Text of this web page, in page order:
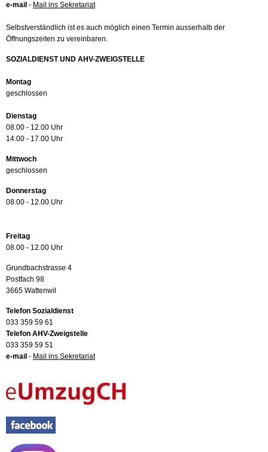
e-mail - Mail ins Sekretariat
Selbstverständlich ist es auch möglich einen Termin ausserhalb der
Öffnungszeiten zu vereinbaren.
SOZIALDIENST UND AHV-ZWEIGSTELLE
Montag
geschlossen
Dienstag
08.00 - 12.00 Uhr
14.00 - 17.00 Uhr
Mittwoch
geschlossen
Donnerstag
08.00 - 12.00 Uhr
Freitag
08.00 - 12.00 Uhr
Grundbachstrasse 4
Postfach 98
3665 Wattenwil
Telefon Sozialdienst
033 359 59 61
Telefon AHV-Zweigstelle
033 359 59 51
e-mail - Mail ins Sekretariat